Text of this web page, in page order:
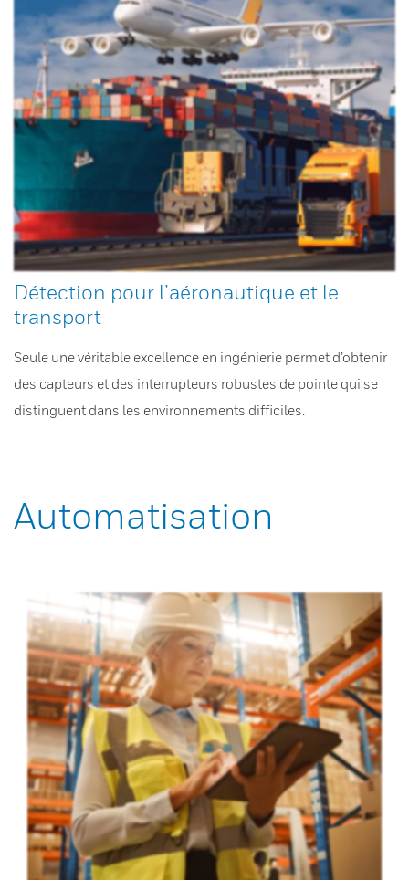
Détection pour l’aéronautique et le
transport
Seule une véritable excellence en ingénierie permet d’obtenir
des capteurs et des interrupteurs robustes de pointe qui se
distinguent dans les environnements difficiles.
Automatisation